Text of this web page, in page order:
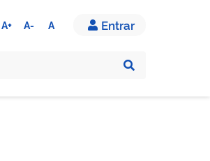
A+ A- A Entrar
Pesquisar